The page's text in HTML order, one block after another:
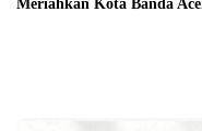
Meriahkan Kota Banda